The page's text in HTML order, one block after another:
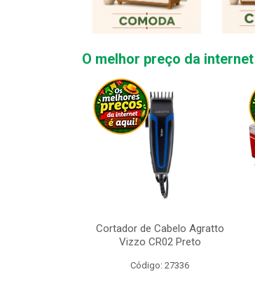
O melhor preço da internet
Cortador de Cabelo Agratto
Vizzo CR02 Preto
Código: 27336